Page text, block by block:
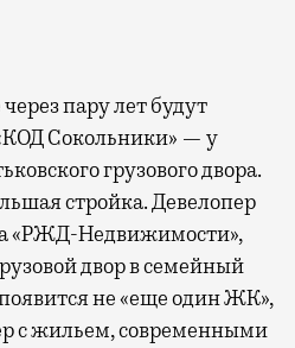
пару лет будут
Сокольники» — у
грузового двора.
стройка. Девелопер
«РЖД-Недвижимости»,
двор в семейный
не «еще один ЖК»,
с жильем, современными